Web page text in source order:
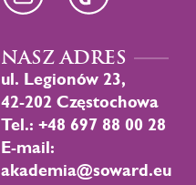
NASZ ADRES
ul. Legionów 23,
42-202 Częstochowa
Tel.: +48 697 88 00 28
E-mail:
akademia@soward.eu